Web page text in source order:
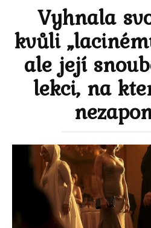
Vyhnala
kvůli
ale její
lekci, na